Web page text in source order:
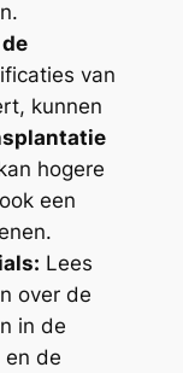
van
kunnen
hogere
een
Lees
over de
in de
en de